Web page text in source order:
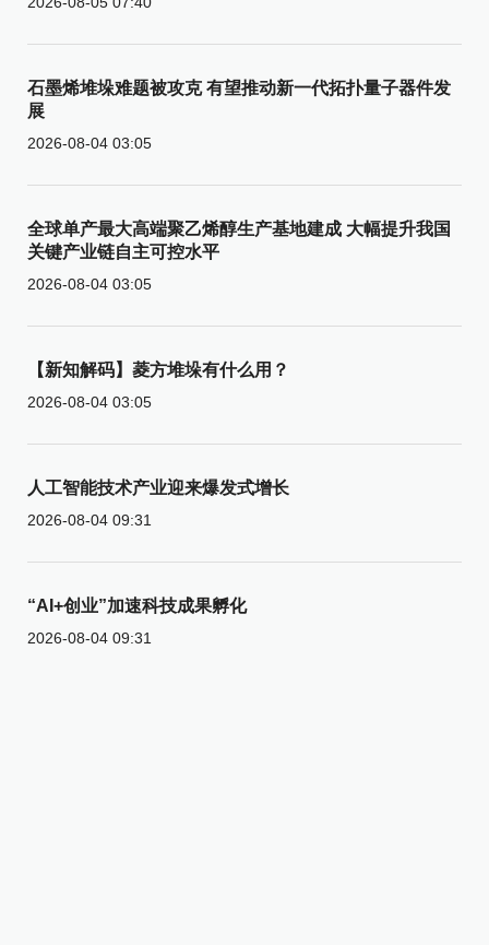
石墨烯堆垛难题被攻克 有望推动新一代拓扑量子器件发
展
2026-08-04 03:05
全球单产最大高端聚乙烯醇生产基地建成 大幅提升我国
关键产业链自主可控水平
2026-08-04 03:05
【新知解码】菱方堆垛有什么用？
2026-08-04 03:05
人工智能技术产业迎来爆发式增长
2026-08-04 09:31
“AI+创业”加速科技成果孵化
2026-08-04 09:31